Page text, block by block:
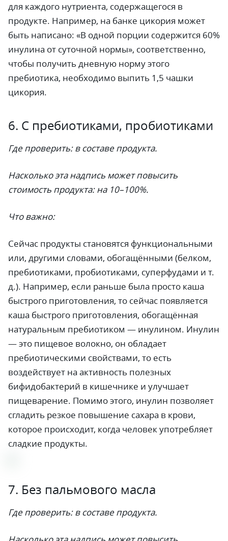
для каждого нутриента, содержащегося в
продукте. Например, на банке цикория может
быть написано: «В одной порции содержится 60%
инулина от суточной нормы», соответственно,
чтобы получить дневную норму этого
пребиотика, необходимо выпить 1,5 чашки
цикория.
6. С пребиотиками, пробиотиками
Где проверить: в составе продукта.
Насколько эта надпись может повысить
стоимость продукта: на 10–100%.
Что важно:
Сейчас продукты становятся функциональными
или, другими словами, обогащёнными (белком,
пребиотиками, пробиотиками, суперфудами и т.
д.). Например, если раньше была просто каша
быстрого приготовления, то сейчас появляется
каша быстрого приготовления, обогащённая
натуральным пребиотиком — инулином. Инулин
— это пищевое волокно, он обладает
пребиотическими свойствами, то есть
воздействует на активность полезных
бифидобактерий в кишечнике и улучшает
пищеварение. Помимо этого, инулин позволяет
сгладить резкое повышение сахара в крови,
которое происходит, когда человек употребляет
сладкие продукты.
7. Без пальмового масла
Где проверить: в составе продукта.